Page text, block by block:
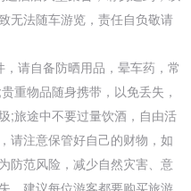
无法随车游览，责任自负敬请
请自备防晒用品，晕车药，常
重物品随身携带，以免丢失，
;旅途中不要过量饮酒，自由活
请注意保管好自己的财物，如
防范风险，减少自然灾害、意
，建议每位游客都要购买旅游